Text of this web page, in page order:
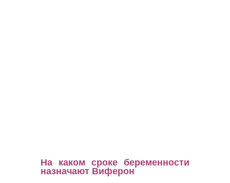
На каком сроке беременности
назначают Виферон